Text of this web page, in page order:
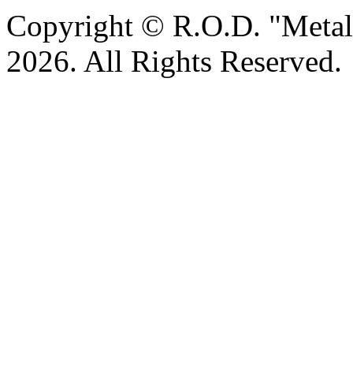
Copyright © R.O.D.
2026. All Rights Reserved.